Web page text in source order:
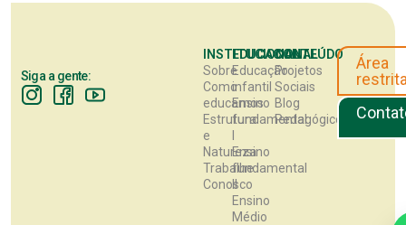
Siga a gente:
INSTITUCIONAL
Sobre
Como
educamos
Estrutura
e
Natureza
Trabalhe
Conosco
EDUCACIONAL
Educação
infantil
Ensino
fundamental
Ensino
fundamental
II
Ensino
Médio
CONTEÚDO
Blog
Pedagógico
Projetos
Sociais
Área